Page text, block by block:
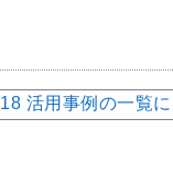
活用事例の一覧